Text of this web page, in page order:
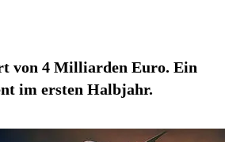
von 4 Milliarden Euro. Ein
im ersten Halbjahr.